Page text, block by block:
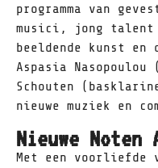
programma van
musici, jong talent
beeldende kunst en
Aspasia
Schouten
nieuwe muziek en
Nieuwe Noten
Met een voorliefde